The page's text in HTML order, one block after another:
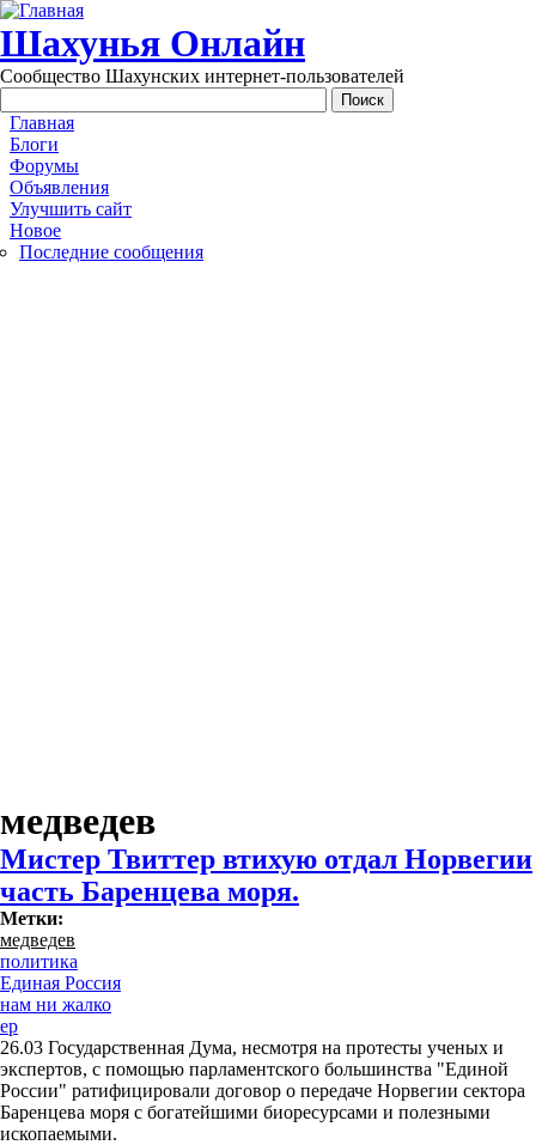
Перейти к основному содержанию
Шахунья Онлайн
Сообщество Шахунских интернет-пользователей
Main menu
Главная
Блоги
Форумы
Объявления
Улучшить сайт
Новое
Последние сообщения
медведев
Мистер Твиттер втихую отдал Норвегии
часть Баренцева моря.
Метки:
медведев
политика
Единая Россия
нам ни жалко
ер
26.03 Государственная Дума, несмотря на протесты ученых и
экспертов, с помощью парламентского большинства "Единой
России" ратифицировали договор о передаче Норвегии сектора
Баренцева моря с богатейшими биоресурсами и полезными
ископаемыми.